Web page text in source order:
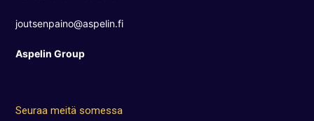
joutsenpaino@aspelin.fi
Aspelin Group
Seuraa meitä somessa